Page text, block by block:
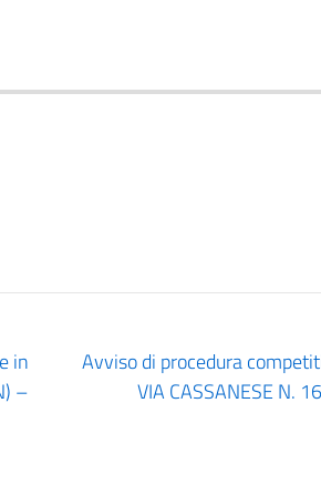
in
–
Avviso di procedura
VIA CASSANESE N.